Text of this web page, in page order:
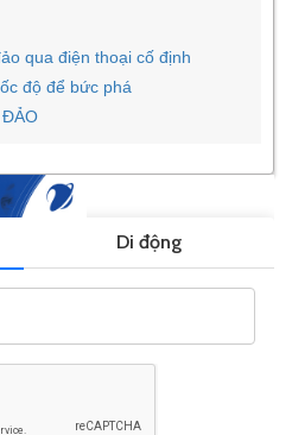
qua điện thoại cố định
độ để bức ph
ĐẢO